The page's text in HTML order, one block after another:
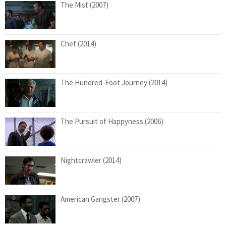
The Mist (2007)
Chef (2014)
The Hundred-Foot Journey (2014)
The Pursuit of Happyness (2006)
Nightcrawler (2014)
American Gangster (2007)